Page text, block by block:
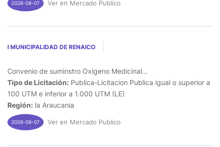
2026-08-07 Ver en Mercado Publico
I MUNICIPALIDAD DE RENAICO
Convenio de suminstro Oxigeno Medicinal...
Tipo de Licitación: Publica-Licitacion Publica igual o superior a
100 UTM e inferior a 1.000 UTM (LE)
Región: la Araucania
2026-08-07 Ver en Mercado Publico